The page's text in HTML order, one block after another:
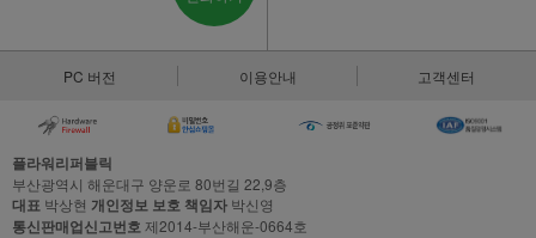
PC 버전 이용안내 고객센터
플라워리퍼블릭
부산광역시 해운대구 양운로 80번길 22,9층
대표 박상현 개인정보 보호 책임자 박신영
통신판매업신고번호제2014-부산해운-0664호